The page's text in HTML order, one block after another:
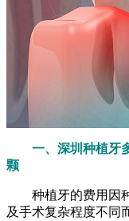
一、深圳种植牙多
颗
种植牙的费用因种
及手术复杂程度不同